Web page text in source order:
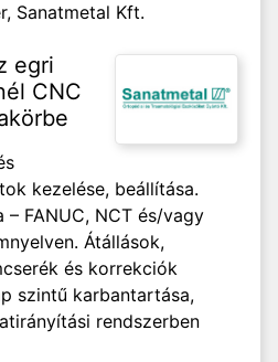
Sanatmetal Kft.
egri
CNC
kezelése, beállítása.
FANUC, NCT és/vagy
Átállások,
és korrekciók
szintű karbantartása,
rendszerben